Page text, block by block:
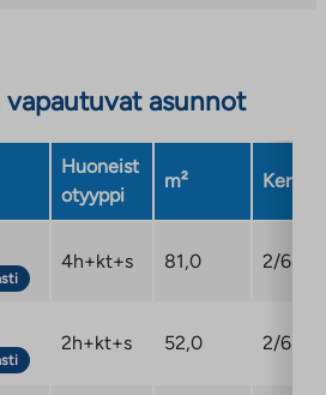
asunnot
Huoneist
otyyppi
m² Kerros
4h+kt+s 81,0 2/6
2h+kt+s 52,0 2/6